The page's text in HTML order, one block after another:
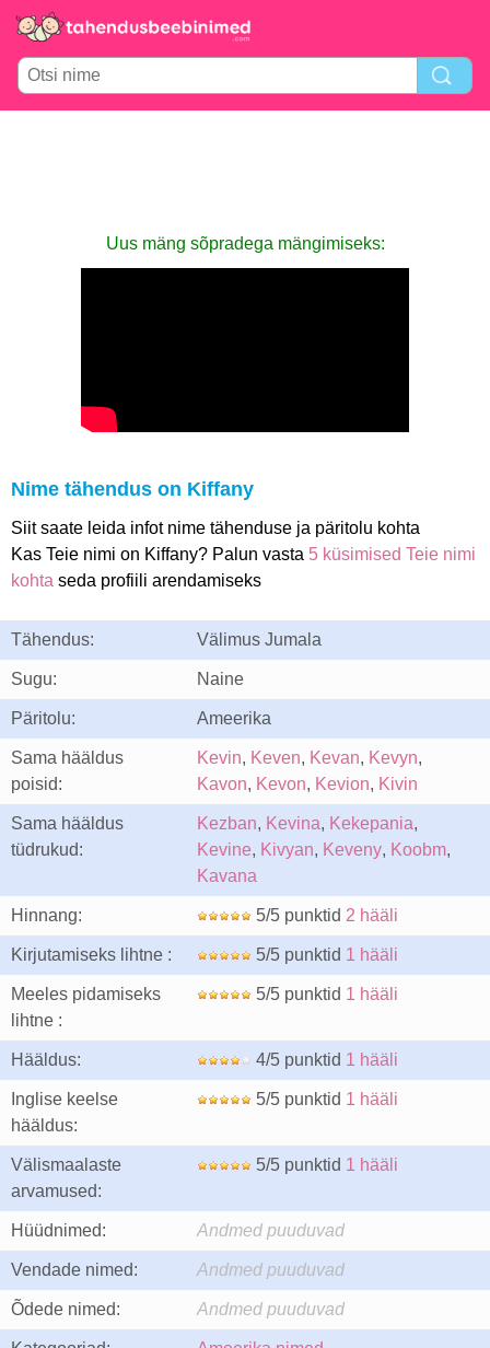
Uus mäng sõpradega mängimiseks:
Nime tähendus on Kiffany
Siit saate leida infot nime tähenduse ja päritolu kohta
Kas Teie nimi on Kiffany? Palun vasta 5 küsimised Teie nimi
kohta seda profiili arendamiseks
Tähendus: Välimus Jumala
Sugu: Naine
Päritolu: Ameerika
Sama hääldus
poisid:
Kevin, Keven, Kevan, Kevyn,
Kavon, Kevon, Kevion, Kivin
Sama hääldus
tüdrukud:
Kezban, Kevina, Kekepania,
Kevine, Kivyan, Keveny, Koobm,
Kavana
Hinnang: 5/5 punktid 2 hääli
Kirjutamiseks lihtne : 5/5 punktid 1 hääli
Meeles pidamiseks
lihtne :
5/5 punktid 1 hääli
Hääldus: 4/5 punktid 1 hääli
Inglise keelse
hääldus:
5/5 punktid 1 hääli
Välismaalaste
arvamused:
5/5 punktid 1 hääli
Hüüdnimed: Andmed puuduvad
Vendade nimed: Andmed puuduvad
Õdede nimed: Andmed puuduvad